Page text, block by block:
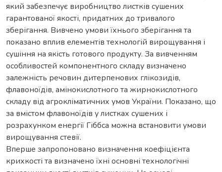
який забезпечує виробництво листків сушених
гарантованої якості, придатних до тривалого
зберігання. Вивчено умови їхнього зберігання та
показано вплив елементів технологій вирощування і
сушіння на якість готового продукту. За вивченням
особливостей компонентного складу визначено
залежність речовин дитерпенових глікозидів,
флавоноїдів, амінокислотного та жирнокислотного
складу від агрокліматичних умов України. Показано, що
за вмістом флавоноїдів у листках сушених і
розрахунком енергії Гіббса можна встановити умови
вирощування стевії.
Вперше запропоновано визначення коефіцієнта
крихкості та визначено їхні основні технологічні